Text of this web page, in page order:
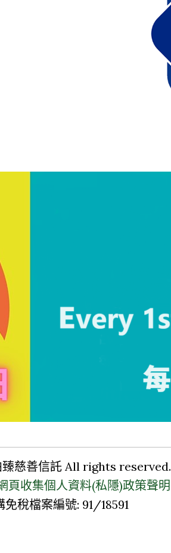
慈善信託 All rights reserved.
頁收集個人資料(私隱)政策聲明
免稅檔案編號: 91/18591